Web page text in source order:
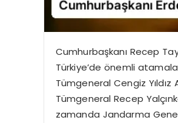
Cumhurbaşkanı Recep
Türkiye’de önemli
Tümgeneral Cengiz
Tümgeneral Recep
zamanda Jandarma